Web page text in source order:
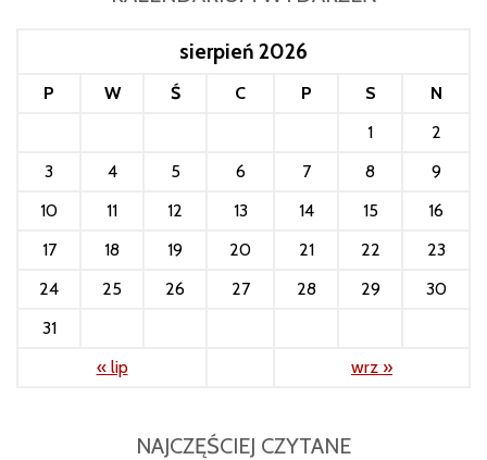
sierpień 2026
P W Ś C P S
N
1
2
3
4 5 6 7 8
9
10
11 12 13 14 15
16
17
18 19 20 21 22
23
24
25 26 27 28 29
30
31
« lip
wrz »
NAJCZĘŚCIEJ CZYTANE